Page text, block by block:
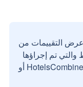
التقييمات من
تم إجراؤها
بواسطة مستخدمين حقيقيين مع HotelsCombined أو